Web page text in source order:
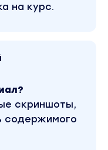
с 2017
ставить цели и
ключевые
компаний.
на курс.
скриншоты,
содержимого